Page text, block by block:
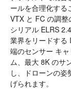
ールを合理化する
VTX と FC の調整
シリアル ELRS
業界をリードする
端のセンサー キ
ム、最大 8K のサ
し、ドローンの
げられます。